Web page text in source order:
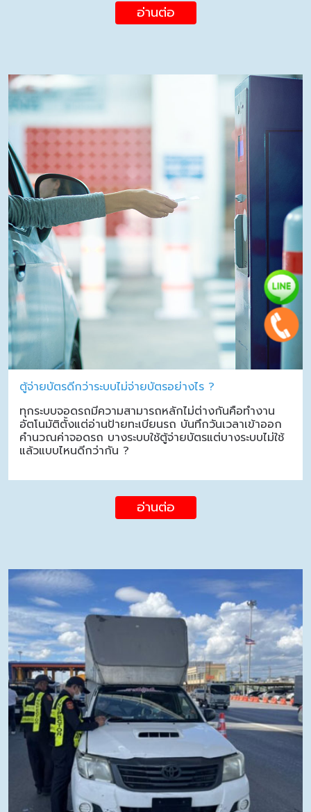
อ่านต่อ
ตู้จ่ายบัตรดีกว่าระบบไม่จ่ายบัตรอย่างไร ?
ทุกระบบจอดรถมีความสามารถหลักไม่ต่างกันคือทำงาน
อัตโนมัติตั้งแต่อ่านป้ายทะเบียนรถ บันทึกวันเวลาเข้าออก
คำนวณค่าจอดรถ บางระบบใช้ตู้จ่ายบัตรแต่บางระบบไม่ใช้
แล้วแบบไหนดีกว่ากัน ?
อ่านต่อ